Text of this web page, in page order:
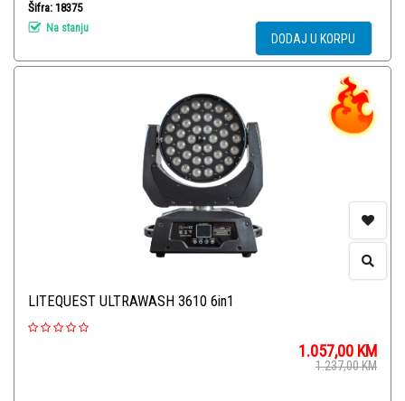
Šifra: 18375
Na stanju
DODAJ U KORPU
LITEQUEST ULTRAWASH 3610 6in1
1.057,00 KM
1.237,00KM